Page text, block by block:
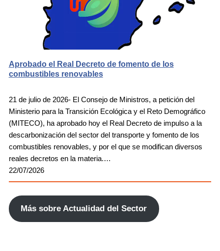
Aprobado el Real Decreto de fomento de los
combustibles renovables
21 de julio de 2026- El Consejo de Ministros, a petición del
Ministerio para la Transición Ecológica y el Reto Demográfico
(MITECO), ha aprobado hoy el Real Decreto de impulso a la
descarbonización del sector del transporte y fomento de los
combustibles renovables, y por el que se modifican diversos
reales decretos en la materia.…
22/07/2026
Más sobre Actualidad del Sector